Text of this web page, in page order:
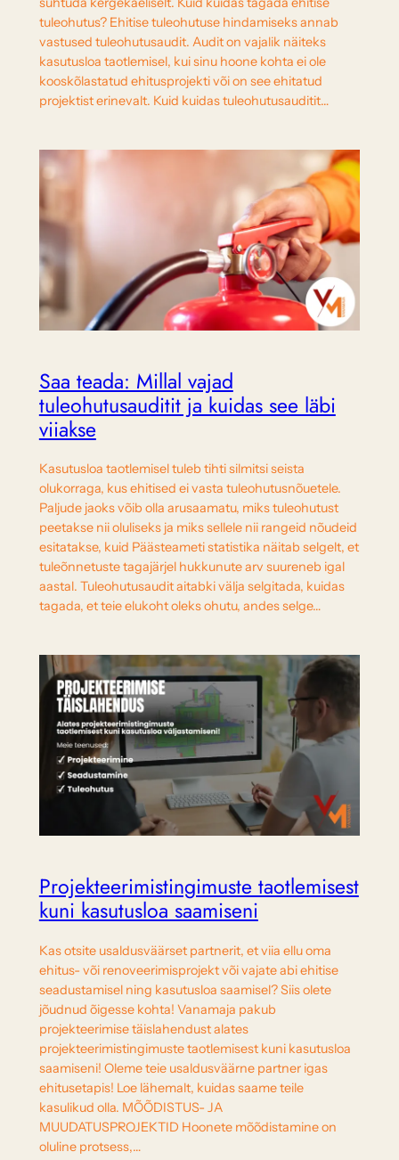
tuleohutus? Ehitise tuleohutuse hindamiseks annab
vastused tuleohutusaudit. Audit on vajalik näiteks
kasutusloa taotlemisel, kui sinu hoone kohta ei ole
kooskõlastatud ehitusprojekti või on see ehitatud
projektist erinevalt. Kuid kuidas tuleohutusauditit…
Saa teada: Millal vajad
tuleohutusauditit ja kuidas see läbi
viiakse
Kasutusloa taotlemisel tuleb tihti silmitsi seista
olukorraga, kus ehitised ei vasta tuleohutusnõuetele.
Paljude jaoks võib olla arusaamatu, miks tuleohutust
peetakse nii oluliseks ja miks sellele nii rangeid nõudeid
esitatakse, kuid Päästeameti statistika näitab selgelt, et
tuleõnnetuste tagajärjel hukkunute arv suureneb igal
aastal. Tuleohutusaudit aitabki välja selgitada, kuidas
tagada, et teie elukoht oleks ohutu, andes selge…
Projekteerimistingimuste taotlemisest
kuni kasutusloa saamiseni
Kas otsite usaldusväärset partnerit, et viia ellu oma
ehitus- või renoveerimisprojekt või vajate abi ehitise
seadustamisel ning kasutusloa saamisel? Siis olete
jõudnud õigesse kohta! Vanamaja pakub
projekteerimise täislahendust alates
projekteerimistingimuste taotlemisest kuni kasutusloa
saamiseni! Oleme teie usaldusväärne partner igas
ehitusetapis! Loe lähemalt, kuidas saame teile
kasulikud olla. MÕÕDISTUS- JA
MUUDATUSPROJEKTID Hoonete mõõdistamine on
oluline protsess,…